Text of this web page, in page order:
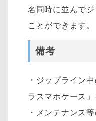
名同時に並んで
ことができます。
備考
・ジップライン
ラスマホケース」
・メンテナンス